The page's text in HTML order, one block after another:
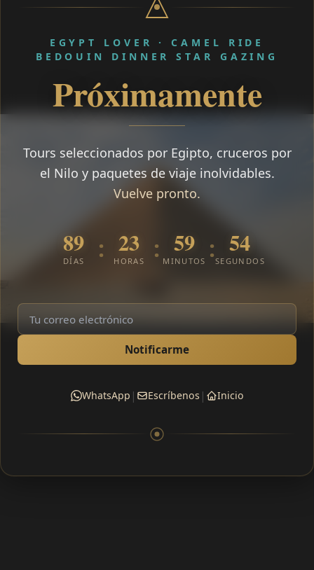
EGYPT LOVER · CAMEL RIDE
BEDOUIN DINNER STAR GAZING
Próximamente
Tours seleccionados por Egipto, cruceros por
el Nilo y paquetes de viaje inolvidables.
Vuelve pronto.
89
DÍAS : 23
HORAS : 59
MINUTOS : 54
SEGUNDOS
Notificarme
WhatsApp | Escríbenos | Inicio